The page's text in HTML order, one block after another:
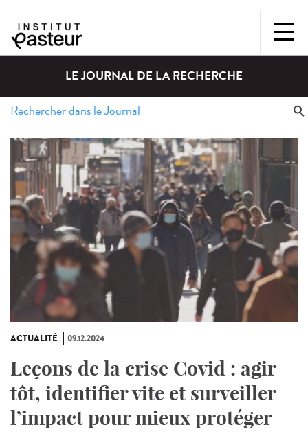
LE JOURNAL DE LA RECHERCHE
ACTUALITÉ 09.12.2024
Leçons de la crise Covid : agir
tôt, identifier vite et surveiller
l’impact pour mieux protéger